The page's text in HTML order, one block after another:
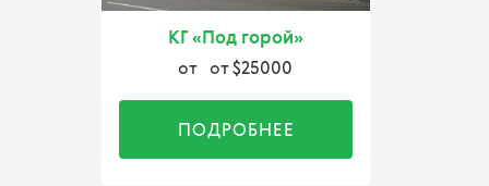
КГ «Под горой»
от
от $25000
ПОДРОБНЕЕ